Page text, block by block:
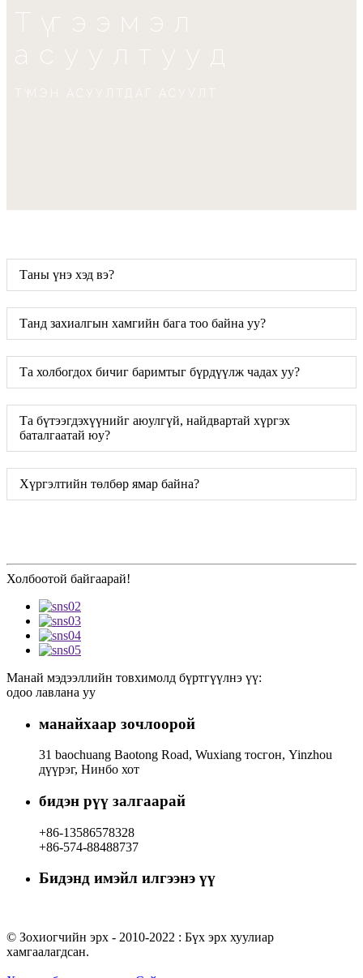
Түгээмэл
асуултууд
Таны үнэ хэд вэ?
Танд захиалгын хамгийн бага тоо байна уу?
Та холбогдох бичиг баримтыг бүрдүүлж чадах уу?
Та бүтээгдэхүүнийг аюулгүй, найдвартай хүргэх
баталгаатай юу?
Хүргэлтийн төлбөр ямар байна?
Холбоотой байгаарай!
Манай мэдээллийн товхимолд бүртгүүлнэ үү:
одоо лавлана уу
манайхаар зочлоорой
31 baochuang Baotong Road, Wuxiang тосгон, Yinzhou
дүүрэг, Нинбо хот
бидэн рүү залгаарай
+86-13586578328
+86-574-88488737
Бидэнд имэйл илгээнэ үү
© Зохиогчийн эрх - 2010-2022 : Бүх эрх хуулиар
хамгаалагдсан.